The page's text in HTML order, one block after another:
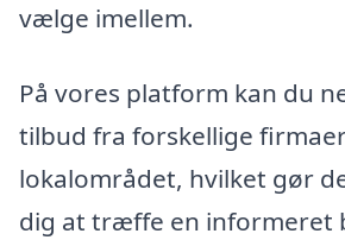
vælge imellem.
På vores platform kan du
tilbud fra forskellige
lokalområdet, hvilket gør
dig at træffe en informeret